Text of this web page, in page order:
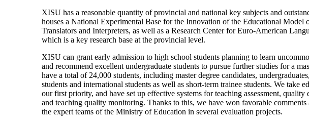
XISU has a reasonable quantity of provincial and national key subjects and
houses a National Experimental Base for the Innovation of the Educational Model
Translators and Interpreters, as well as a Research Center for Euro-American
which is a key research base at the provincial level.
XISU can grant early admission to high school students planning to learn
and recommend excellent undergraduate students to pursue further studies for a
have a total of 24,000 students, including master degree candidates,
students and international students as well as short-term trainee students. We take
our first priority, and have set up effective systems for teaching assessment, quality
and teaching quality monitoring. Thanks to this, we have won favorable
the expert teams of the Ministry of Education in several evaluation projects.